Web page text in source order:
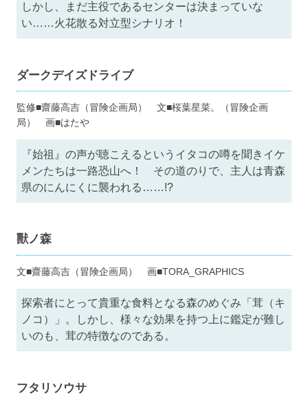
しかし、まだ主役であるセンターは決まっていな
い……火花散る対立型シナリオ！
ダークデイズドライブ
監修■齋藤高吉（冒険企画局） 文■桜葉星菜。（冒険企画
局） 画■はたや
『始祖』の声が聴こえるというイタコの噂を聞きイケ
メンたちは一路恐山へ！ その道のりで、主人は青森
県のにんにくに襲われる……!?
獸ノ森
文■齋藤高吉（冒険企画局） 画■TORA_GRAPHICS
探索者にとって貴重な食料となる森のめぐみ「茸（キ
ノコ）」。しかし、様々な効果を持つ上に鑑定が難し
いのも、茸の特徴なのである。
フタリソウサ